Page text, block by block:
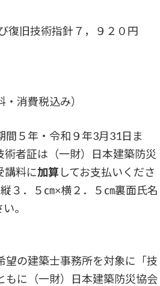
旧技術指針７，９２０円
・消費税込み）
５年・令和９年3月31日ま
者証は（一財）日本建築防災
講料に加算 してお支払いくださ
３．５㎝×横２．５㎝裏面氏名
。
の建築士事務所を対象に「技
もに（一財）日本建築防災協会